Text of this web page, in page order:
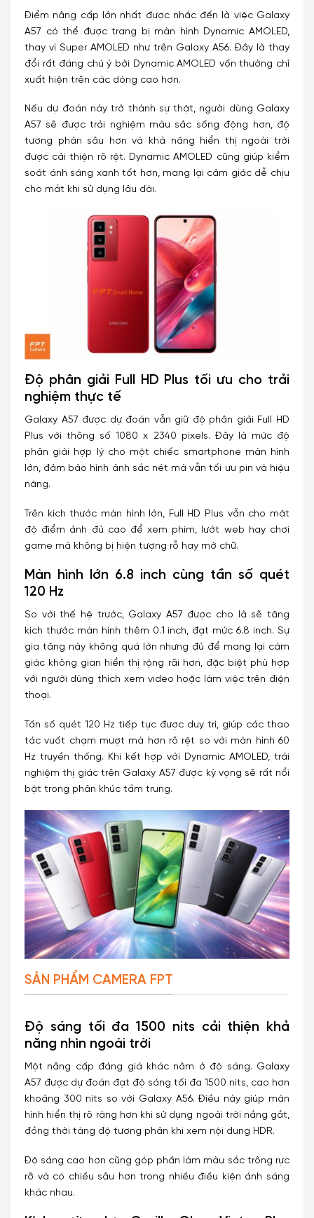
Điểm nâng cấp lớn nhất được nhắc đến là việc Galaxy
A57 có thể được trang bị màn hình Dynamic AMOLED,
thay vì Super AMOLED như trên Galaxy A56. Đây là thay
đổi rất đáng chú ý bởi Dynamic AMOLED vốn thường chỉ
xuất hiện trên các dòng cao hơn.
Nếu dự đoán này trở thành sự thật, người dùng Galaxy
A57 sẽ được trải nghiệm màu sắc sống động hơn, độ
tương phản sâu hơn và khả năng hiển thị ngoài trời
được cải thiện rõ rệt. Dynamic AMOLED cũng giúp kiểm
soát ánh sáng xanh tốt hơn, mang lại cảm giác dễ chịu
cho mắt khi sử dụng lâu dài.
Độ phân giải Full HD Plus tối ưu cho trải
nghiệm thực tế
Galaxy A57 được dự đoán vẫn giữ độ phân giải Full HD
Plus với thông số 1080 x 2340 pixels. Đây là mức độ
phân giải hợp lý cho một chiếc smartphone màn hình
lớn, đảm bảo hình ảnh sắc nét mà vẫn tối ưu pin và hiệu
năng.
Trên kích thước màn hình lớn, Full HD Plus vẫn cho mật
độ điểm ảnh đủ cao để xem phim, lướt web hay chơi
game mà không bị hiện tượng rỗ hay mờ chữ.
Màn hình lớn 6.8 inch cùng tần số quét
120 Hz
So với thế hệ trước, Galaxy A57 được cho là sẽ tăng
kích thước màn hình thêm 0.1 inch, đạt mức 6.8 inch. Sự
gia tăng này không quá lớn nhưng đủ để mang lại cảm
giác không gian hiển thị rộng rãi hơn, đặc biệt phù hợp
với người dùng thích xem video hoặc làm việc trên điện
thoại.
Tần số quét 120 Hz tiếp tục được duy trì, giúp các thao
tác vuốt chạm mượt mà hơn rõ rệt so với màn hình 60
Hz truyền thống. Khi kết hợp với Dynamic AMOLED, trải
nghiệm thị giác trên Galaxy A57 được kỳ vọng sẽ rất nổi
bật trong phân khúc tầm trung.
SẢN PHẨM CAMERA FPT
Độ sáng tối đa 1500 nits cải thiện khả
năng nhìn ngoài trời
Một nâng cấp đáng giá khác nằm ở độ sáng. Galaxy
A57 được dự đoán đạt độ sáng tối đa 1500 nits, cao hơn
khoảng 300 nits so với Galaxy A56. Điều này giúp màn
hình hiển thị rõ ràng hơn khi sử dụng ngoài trời nắng gắt,
đồng thời tăng độ tương phản khi xem nội dung HDR.
Độ sáng cao hơn cũng góp phần làm màu sắc trông rực
rỡ và có chiều sâu hơn trong nhiều điều kiện ánh sáng
khác nhau.